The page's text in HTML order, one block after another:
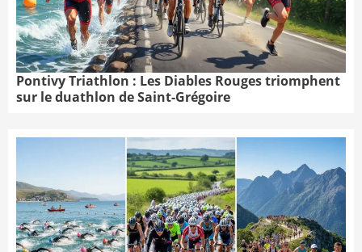
Pontivy Triathlon : Les Diables Rouges triomphent
sur le duathlon de Saint-Grégoire